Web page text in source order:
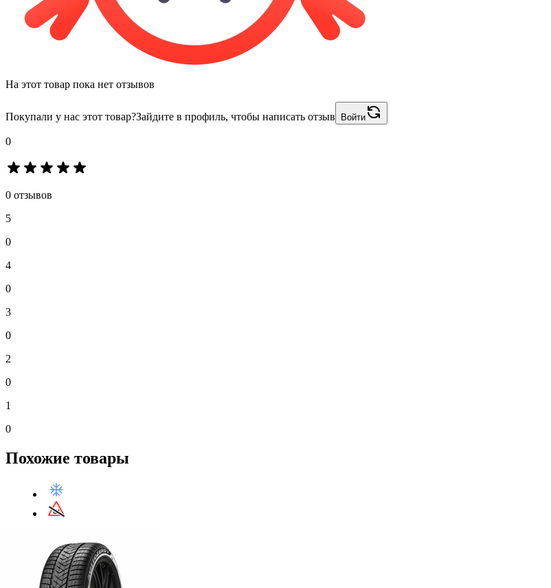
На этот товар пока нет отзывов
Покупали у нас этот товар?Зайдите в профиль, чтобы написать отзыв Войти
0
0 отзывов
5
0
4
0
3
0
2
0
1
0
Похожие товары